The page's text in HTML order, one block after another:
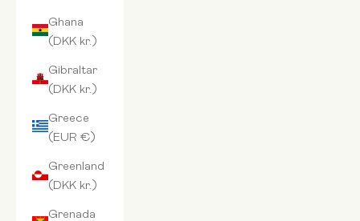
Ghana
(DKK kr.)
Gibraltar
(DKK kr.)
Greece
(EUR €)
Greenland
(DKK kr.)
Grenada